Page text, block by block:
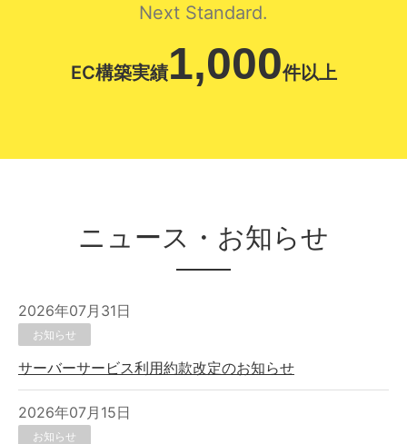
Next Standard.
EC構築実績1,000件以上
ニュース・お知らせ
2026年07月31日
お知らせ
サーバーサービス利用約款改定のお知らせ
2026年07月15日
お知らせ